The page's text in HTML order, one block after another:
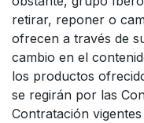
retirar, reponer o
ofrecen a través de
cambio en el
los productos
se regirán por las
Contratación